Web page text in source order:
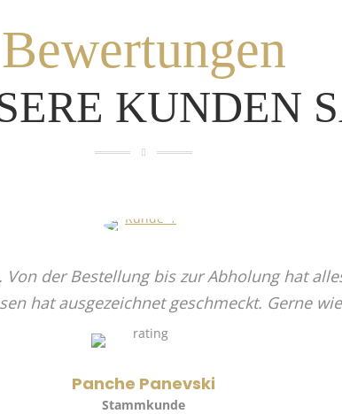
Bewertungen
KUNDEN
der Bestellung bis zur Abholung hat
hat ausgezeichnet geschmeckt. Gerne
Panche Panevski
Stammkunde